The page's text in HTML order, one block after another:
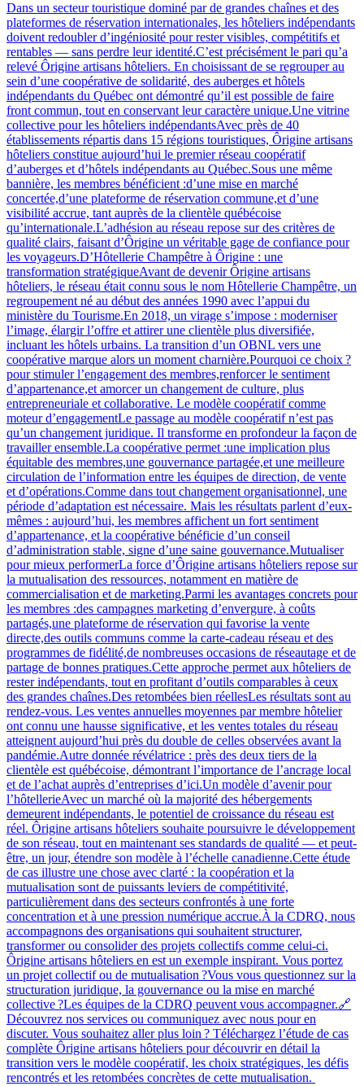
Dans un secteur touristique dominé par de grandes chaînes et des
plateformes de réservation internationales, les hôteliers indépendants
doivent redoubler d’ingéniosité pour rester visibles, compétitifs et
rentables — sans perdre leur identité.C’est précisément le pari qu’a
relevé Ôrigine artisans hôteliers. En choisissant de se regrouper au
sein d’une coopérative de solidarité, des auberges et hôtels
indépendants du Québec ont démontré qu’il est possible de faire
front commun, tout en conservant leur caractère unique.Une vitrine
collective pour les hôteliers indépendantsAvec près de 40
établissements répartis dans 15 régions touristiques, Ôrigine artisans
hôteliers constitue aujourd’hui le premier réseau coopératif
d’auberges et d’hôtels indépendants au Québec.Sous une même
bannière, les membres bénéficient :d’une mise en marché
concertée,d’une plateforme de réservation commune,et d’une
visibilité accrue, tant auprès de la clientèle québécoise
qu’internationale.L’adhésion au réseau repose sur des critères de
qualité clairs, faisant d’Ôrigine un véritable gage de confiance pour
les voyageurs.D’Hôtellerie Champêtre à Ôrigine : une
transformation stratégiqueAvant de devenir Ôrigine artisans
hôteliers, le réseau était connu sous le nom Hôtellerie Champêtre, un
regroupement né au début des années 1990 avec l’appui du
ministère du Tourisme.En 2018, un virage s’impose : moderniser
l’image, élargir l’offre et attirer une clientèle plus diversifiée,
incluant les hôtels urbains. La transition d’un OBNL vers une
coopérative marque alors un moment charnière.Pourquoi ce choix ?
pour stimuler l’engagement des membres,renforcer le sentiment
d’appartenance,et amorcer un changement de culture, plus
entrepreneuriale et collaborative. Le modèle coopératif comme
moteur d’engagementLe passage au modèle coopératif n’est pas
qu’un changement juridique. Il transforme en profondeur la façon de
travailler ensemble.La coopérative permet :une implication plus
équitable des membres,une gouvernance partagée,et une meilleure
circulation de l’information entre les équipes de direction, de vente
et d’opérations.Comme dans tout changement organisationnel, une
période d’adaptation est nécessaire. Mais les résultats parlent d’eux-
mêmes : aujourd’hui, les membres affichent un fort sentiment
d’appartenance, et la coopérative bénéficie d’un conseil
d’administration stable, signe d’une saine gouvernance.Mutualiser
pour mieux performerLa force d’Ôrigine artisans hôteliers repose sur
la mutualisation des ressources, notamment en matière de
commercialisation et de marketing.Parmi les avantages concrets pour
les membres :des campagnes marketing d’envergure, à coûts
partagés,une plateforme de réservation qui favorise la vente
directe,des outils communs comme la carte-cadeau réseau et des
programmes de fidélité,de nombreuses occasions de réseautage et de
partage de bonnes pratiques.Cette approche permet aux hôteliers de
rester indépendants, tout en profitant d’outils comparables à ceux
des grandes chaînes.Des retombées bien réellesLes résultats sont au
rendez-vous. Les ventes annuelles moyennes par membre hôtelier
ont connu une hausse significative, et les ventes totales du réseau
atteignent aujourd’hui près du double de celles observées avant la
pandémie.Autre donnée révélatrice : près des deux tiers de la
clientèle est québécoise, démontrant l’importance de l’ancrage local
et de l’achat auprès d’entreprises d’ici.Un modèle d’avenir pour
l’hôtellerieAvec un marché où la majorité des hébergements
demeurent indépendants, le potentiel de croissance du réseau est
réel. Ôrigine artisans hôteliers souhaite poursuivre le développement
de son réseau, tout en maintenant ses standards de qualité — et peut-
être, un jour, étendre son modèle à l’échelle canadienne.Cette étude
de cas illustre une chose avec clarté : la coopération et la
mutualisation sont de puissants leviers de compétitivité,
particulièrement dans des secteurs confrontés à une forte
concentration et à une pression numérique accrue.À la CDRQ, nous
accompagnons des organisations qui souhaitent structurer,
transformer ou consolider des projets collectifs comme celui-ci.
Ôrigine artisans hôteliers en est un exemple inspirant. Vous portez
un projet collectif ou de mutualisation ?Vous vous questionnez sur la
structuration juridique, la gouvernance ou la mise en marché
collective ?Les équipes de la CDRQ peuvent vous accompagner.🔗
Découvrez nos services ou communiquez avec nous pour en
discuter. Vous souhaitez aller plus loin ? Téléchargez l’étude de cas
complète Ôrigine artisans hôteliers pour découvrir en détail la
transition vers le modèle coopératif, les choix stratégiques, les défis
rencontrés et les retombées concrètes de cette mutualisation.